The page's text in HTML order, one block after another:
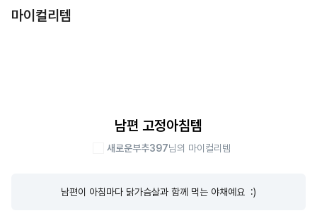
마이컬리템
남편 고정아침템
새로운부추397님의 마이컬리템
남편이 아침마다 닭가슴살과 함께 먹는 야채예요  :)